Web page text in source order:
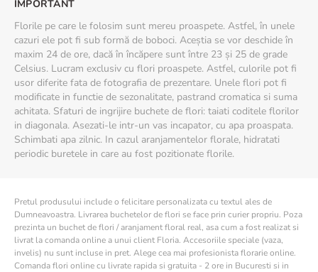
IMPORTANT
Florile pe care le folosim sunt mereu proaspete. Astfel, în unele
cazuri ele pot fi sub formă de boboci. Aceștia se vor deschide în
maxim 24 de ore, dacă în încăpere sunt între 23 și 25 de grade
Celsius. Lucram exclusiv cu flori proaspete. Astfel, culorile pot fi
usor diferite fata de fotografia de prezentare. Unele flori pot fi
modificate in functie de sezonalitate, pastrand cromatica si suma
achitata. Sfaturi de ingrijire buchete de flori: taiati coditele florilor
in diagonala. Asezati-le intr-un vas incapator, cu apa proaspata.
Schimbati apa zilnic. In cazul aranjamentelor florale, hidratati
periodic buretele in care au fost pozitionate florile.
Pretul produsului include o felicitare personalizata cu textul ales de
Dumneavoastra. Livrarea buchetelor de flori se face prin curier propriu. Poza
prezinta un buchet de flori / aranjament floral real, asa cum a fost realizat si
livrat la comanda online a unui client Floria. Accesoriile speciale (vaza,
invelis) nu sunt incluse in pret. Alege cea mai profesionista florarie online.
Comanda flori online cu livrate rapida si gratuita - 2 ore in Bucuresti si in